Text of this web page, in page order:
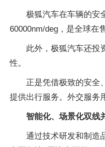
极狐汽车在车辆的安
60000nm/deg，是全球在
此外，极狐汽车还投
性。
正是凭借极致的安全
提供出行服务。外交服务
智能化、场景化双线
通过技术研发和制造